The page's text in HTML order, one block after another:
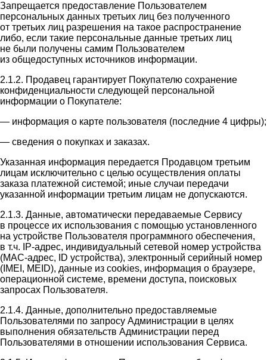
Запрещается предоставление Пользователем
персональных данных третьих лиц без полученного
от третьих лиц разрешения на такое распространение
либо, если такие персональные данные третьих лиц
не были получены самим Пользователем
из общедоступных источников информации.
2.1.2. Продавец гарантирует Покупателю сохранение
конфиденциальности следующей персональной
информации о Покупателе:
— информация о карте пользователя (последние 4 цифры);
— сведения о покупках и заказах.
Указанная информация передается Продавцом третьим
лицам исключительно с целью осуществления оплаты
заказа платежной системой; иные случаи передачи
указанной информации третьим лицам не допускаются.
2.1.3. Данные, автоматически передаваемые Сервису
в процессе их использования с помощью установленного
на устройстве Пользователя программного обеспечения,
в т.ч. IP-адрес, индивидуальный сетевой номер устройства
(MAC-адрес, ID устройства), электронный серийный номер
(IMEI, MEID), данные из cookies, информация о браузере,
операционной системе, времени доступа, поисковых
запросах Пользователя.
2.1.4. Данные, дополнительно предоставляемые
Пользователями по запросу Администрации в целях
выполнения обязательств Администрации перед
Пользователями в отношении использования Сервиса.